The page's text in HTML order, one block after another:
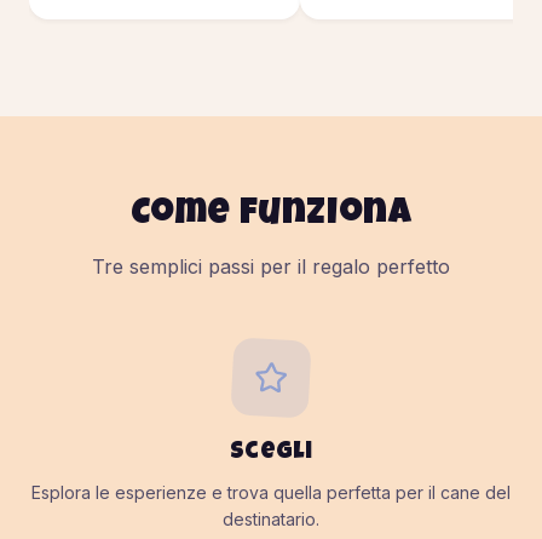
Come funziona
Tre semplici passi per il regalo perfetto
Scegli
Esplora le esperienze e trova quella perfetta per il cane del
destinatario.